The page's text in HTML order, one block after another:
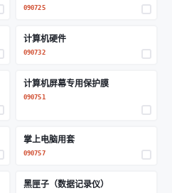
090725
计算机硬件
090732
计算机屏幕专用保护膜
090751
掌上电脑用套
090757
黑匣子（数据记录仪）